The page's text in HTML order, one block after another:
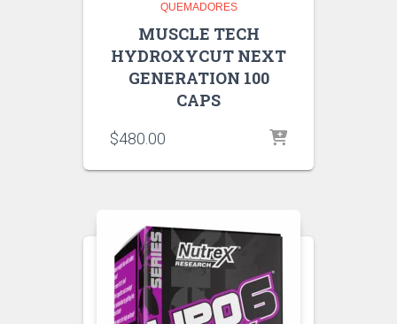
QUEMADORES
MUSCLE TECH
HYDROXYCUT NEXT
GENERATION 100
CAPS
$480.00